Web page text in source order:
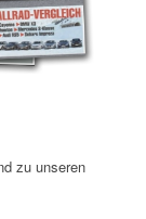
zu unseren